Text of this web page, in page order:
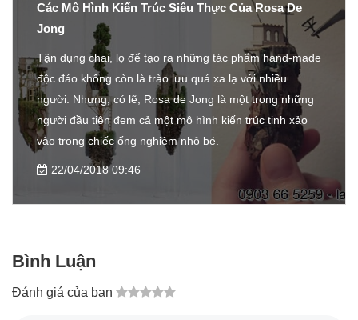
Các Mô Hình Kiến Trúc Siêu Thực Của Rosa De
Jong
Tận dụng chai, lọ để tạo ra những tác phẩm hand-made
độc đáo không còn là trào lưu quá xa lạ với nhiều
người. Nhưng, có lẽ, Rosa de Jong là một trong những
người đầu tiên đem cả một mô hình kiến trúc tinh xảo
vào trong chiếc ống nghiệm nhỏ bé.
22/04/2018 09:46
Bình Luận
Đánh giá của bạn